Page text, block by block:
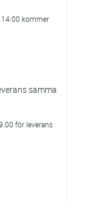
14:00 kommer
samma
för leverans